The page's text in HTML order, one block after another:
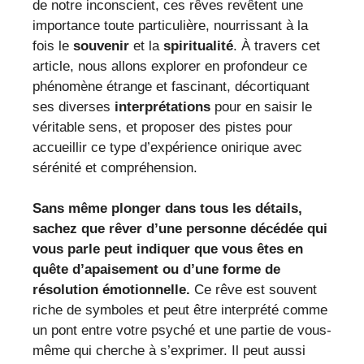
de notre inconscient, ces rêves revêtent une
importance toute particulière, nourrissant à la
fois le souvenir et la spiritualité. À travers cet
article, nous allons explorer en profondeur ce
phénomène étrange et fascinant, décortiquant
ses diverses interprétations pour en saisir le
véritable sens, et proposer des pistes pour
accueillir ce type d’expérience onirique avec
sérénité et compréhension.
Sans même plonger dans tous les détails,
sachez que rêver d’une personne décédée qui
vous parle peut indiquer que vous êtes en
quête d’apaisement ou d’une forme de
résolution émotionnelle. Ce rêve est souvent
riche de symboles et peut être interprété comme
un pont entre votre psyché et une partie de vous-
même qui cherche à s’exprimer. Il peut aussi